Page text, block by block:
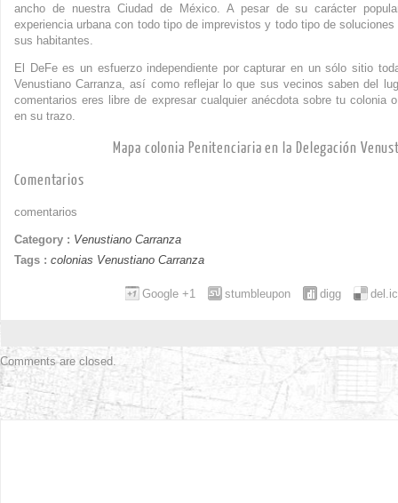
ancho de nuestra Ciudad de México. A pesar de su carácter
experiencia urbana con todo tipo de imprevistos y todo tipo de
sus habitantes.
El DeFe es un esfuerzo independiente por capturar en un sólo sitio
Venustiano Carranza, así como reflejar lo que sus vecinos saben del
comentarios eres libre de expresar cualquier anécdota sobre tu colonia
en su trazo.
Mapa colonia Penitenciaria en la Delegación
Comentarios
comentarios
Category : Venustiano Carranza
Tags : colonias Venustiano Carranza
digg
stumbleupon
Google +1
Comments are closed.